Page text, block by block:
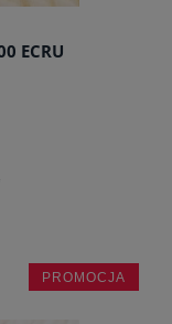
ECRU
PROMOCJA